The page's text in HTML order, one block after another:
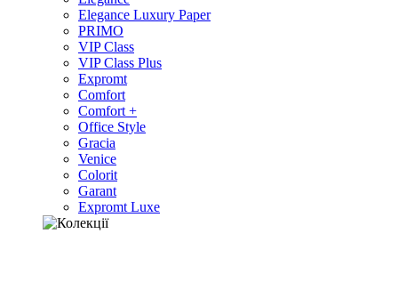
Elegance Luxury Paper
PRIMO
VIP Class
VIP Class Plus
Expromt
Comfort
Comfort +
Office Style
Gracia
Venice
Colorit
Garant
Expromt Luxe